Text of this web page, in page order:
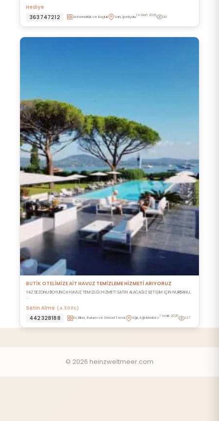
Hediye
363747212 Anternörlük ve Koçluk Van, İpekyolu14 Mart 2026 36
BUTİK OTELİMİZE AİT HAVUZ TEMİZLEME HİZMETİ ARIYORUZ
YAZ SEZONU BOYUNCA HAVUZ TEMİZLİĞİ HİZMETİ SATIN ALACAĞIZ İLETİŞİM İÇİN NURBANU
...
Satin Alma (4.500₺)
442328188 Ev, Bina , Kurum ve Genel Temizlik Ağrı, Ağrı Merkez7 Aralık 2025 127
© 2026 heinzweltmeer.com